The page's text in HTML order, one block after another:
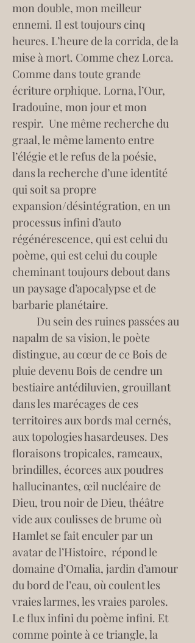
mon double, mon meilleur
ennemi. Il est toujours cinq
heures. L’heure de la corrida, de la
mise à mort. Comme chez Lorca.
Comme dans toute grande
écriture orphique. Lorna, l’Our,
Iradouine, mon jour et mon
respir.  Une même recherche du
graal, le même lamento entre
l’élégie et le refus de la poésie,
dans la recherche d’une identité
qui soit sa propre
expansion/désintégration, en un
processus infini d’auto
régénérescence, qui est celui du
poème, qui est celui du couple
cheminant toujours debout dans
un paysage d’apocalypse et de
barbarie planétaire.
napalm de sa vision, le poète
distingue, au cœur de ce Bois de
pluie devenu Bois de cendre un
bestiaire antédiluvien, grouillant
dans les marécages de ces
territoires aux bords mal cernés,
aux topologies hasardeuses. Des
floraisons tropicales, rameaux,
brindilles, écorces aux poudres
hallucinantes, œil nucléaire de
Dieu, trou noir de Dieu, théâtre
vide aux coulisses de brume où
Hamlet se fait enculer par un
avatar de l’Histoire,  répond le
domaine d’Omalia, jardin d’amour
du bord de l’eau, où coulent les
vraies larmes, les vraies paroles.
Le flux infini du poème infini. Et
comme pointe à ce triangle, la